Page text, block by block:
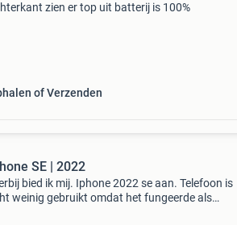
zien er top uit batterij is 100%
of Verzenden
SE | 2022
bied ik mij. Iphone 2022 se aan. Telefoon is
weinig gebruikt omdat het fungeerde als